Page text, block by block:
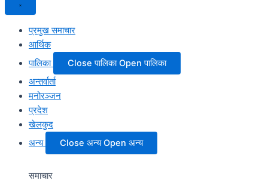
प्रमुख समाचार
आर्थिक
पालिका
Close पालिका Open पालिका
अन्तर्वार्ता
मनोरञ्जन
प्रदेश
खेलकुद
अन्य
Close अन्य Open अन्य
समाचार